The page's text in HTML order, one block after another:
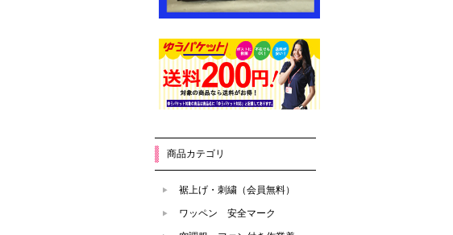
商品カテゴリ
裾上げ・刺繍（会員無料）
ワッペン 安全マーク